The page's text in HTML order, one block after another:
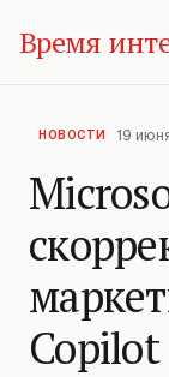
Время
НОВОСТИ 19
Copilot